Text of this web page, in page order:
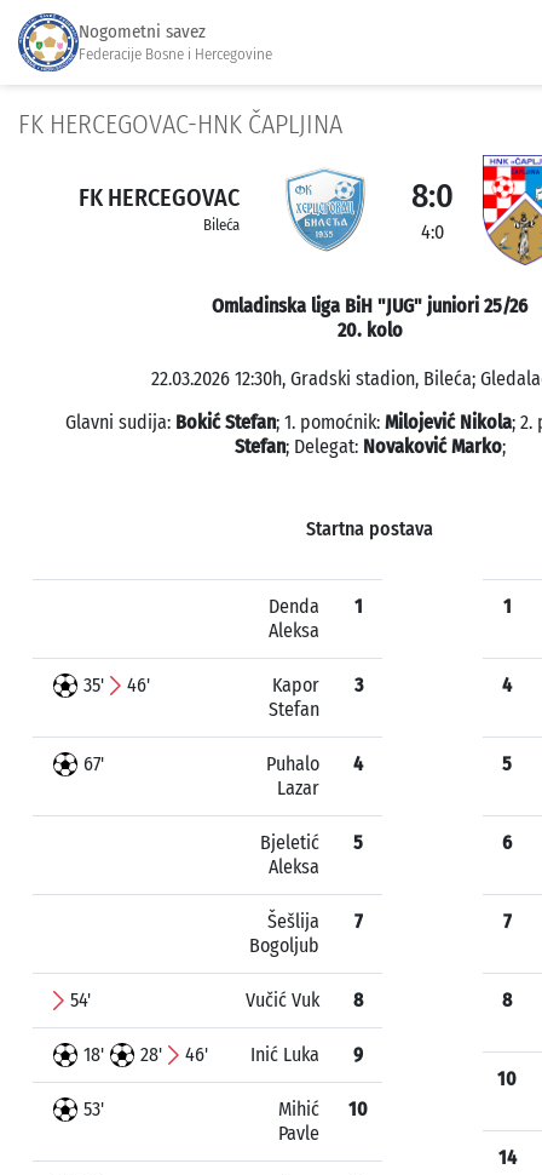
Nogometni savez
Federacije Bosne i Hercegovine
FK HERCEGOVAC-HNK ČAPLJINA
FK HERCEGOVAC
Bileća
8:0
4:0
Omladinska liga BiH "JUG" juniori 25/26
20. kolo
22.03.2026 12:30h, Gradski stadion, Bileća;
Glavni sudija: Bokić Stefan; 1. pomoćnik: Milojević Nikola; 2.
Stefan; Delegat: Novaković Marko;
Startna postava
Denda
Aleksa
1
35' 46'
Kapor
Stefan
3
67'
Puhalo
Lazar
4
Bjeletić
Aleksa
5
Šešlija
Bogoljub
7
54' Vučić Vuk 8
18' 28' 46' Inić Luka 9
53'
Mihić
Pavle
10
1
4
5
6
7
8
10
14